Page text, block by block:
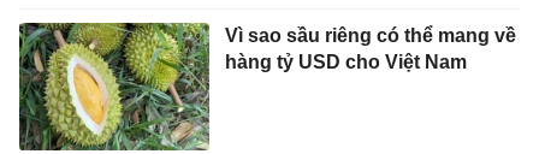
Vì sao sầu riêng có thể mang về
hàng tỷ USD cho Việt Nam